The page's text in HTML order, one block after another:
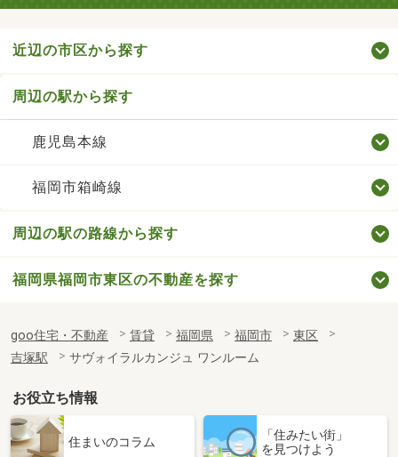
近辺の市区から探す
周辺の駅から探す
鹿児島本線
福岡市箱崎線
周辺の駅の路線から探す
福岡県福岡市東区の不動産を探す
goo住宅・不動産 賃貸 福岡県 福岡市
東区
吉塚駅
サヴォイラルカンジュ ワンルーム
お役立ち情報
住まいのコラム
「住みたい街」
を見つけよう